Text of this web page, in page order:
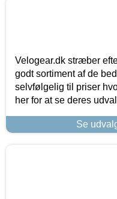
Velogear.dk stræber
godt sortiment af de
selvfølgelig til priser
her for at se deres
Se